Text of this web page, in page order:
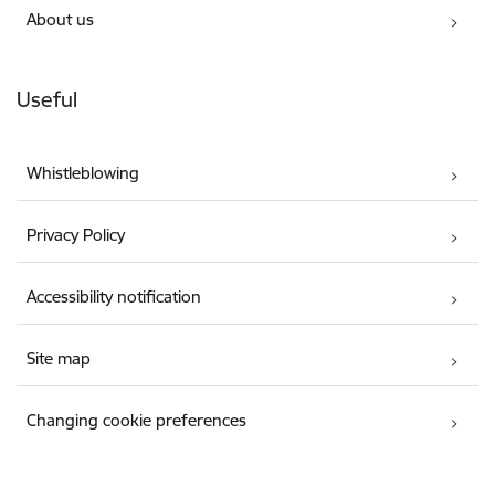
About us
Useful
Whistleblowing
Privacy Policy
Accessibility notification
Site map
Changing cookie preferences